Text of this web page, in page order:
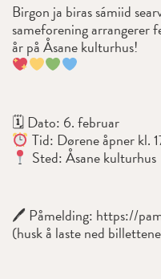
Birgon ja biras sámiid
sameforening arrangerer
år på Åsane kulturhus!
🗓 Dato: 6. februar
Tid: Dørene åpner kl.
Sted: Åsane kulturhus
🖊 Påmelding: https://
(husk å laste ned